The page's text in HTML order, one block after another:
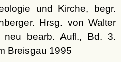
und Kirche, begr.
Hrsg. von Walter
neu bearb. Aufl., Bd. 3.
Breisgau 1995